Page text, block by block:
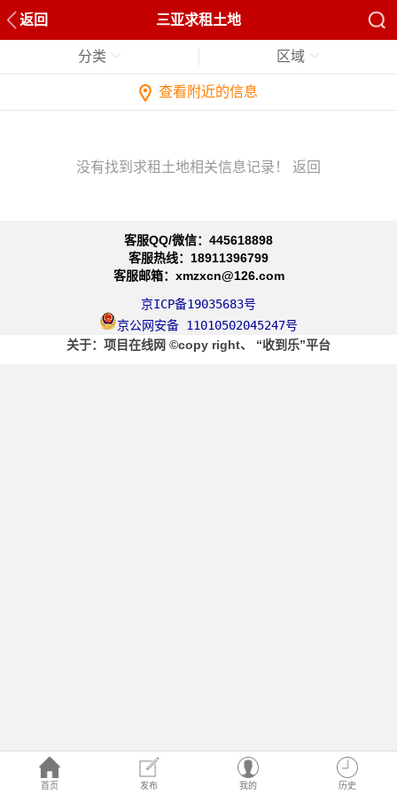
返回 三亚求租土地
首页 发布 我的 历史
分类 区域
查看附近的信息
没有找到求租土地相关信息记录！ 返回
客服QQ/微信：445618898
客服热线：18911396799
客服邮箱：xmzxcn@126.com
京ICP备19035683号
京公网安备 11010502045247号
关于：项目在线网 ©copy right、 “收到乐”平台